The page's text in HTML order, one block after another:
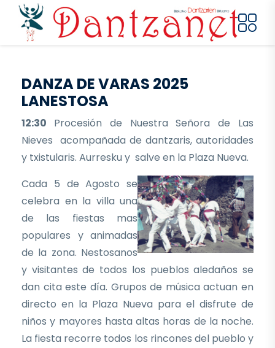
Pasar al contenido principal
DANZA DE VARAS 2025
LANESTOSA
12:30 Procesión de Nuestra Señora de Las
Nieves acompañada de dantzaris, autoridades
y txistularis. Aurresku y salve en la Plaza Nueva.
Cada 5 de Agosto se
celebra en la villa una
de las fiestas mas
populares y animadas
de la zona. Nestosanos
y visitantes de todos los pueblos aledaños se
dan cita este día. Grupos de música actuan en
directo en la Plaza Nueva para el disfrute de
niños y mayores hasta altas horas de la noche.
La fiesta recorre todos los rincones del pueblo y